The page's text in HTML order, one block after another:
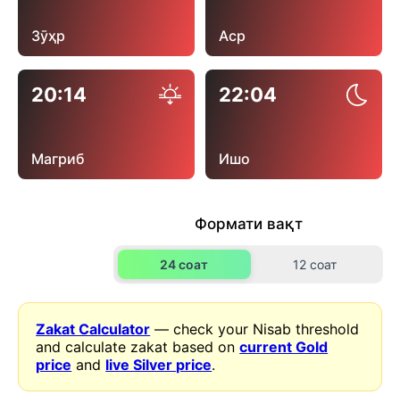
Зӯҳр Аср
20:14
Магриб
22:04
Ишо
Формати вақт
24 соат 12 соат
Zakat Calculator — check your Nisab threshold
and calculate zakat based oncurrent Gold
price and live Silver price.